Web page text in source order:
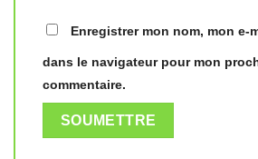
Enregistrer mon nom, mon e-
dans le navigateur pour mon
commentaire.